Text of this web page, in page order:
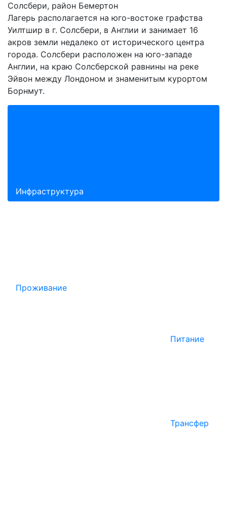
Солсбери, район Бемертон
Лагерь располагается на юго-востоке графства
Уилтшир в г. Солсбери, в Англии и занимает 16
акров земли недалеко от исторического центра
города. Солсбери расположен на юго-западе
Англии, на краю Солсберской равнины на реке
Эйвон между Лондоном и знаменитым курортом
Борнмут.
Инфраструктура
Проживание
Питание
Трансфер